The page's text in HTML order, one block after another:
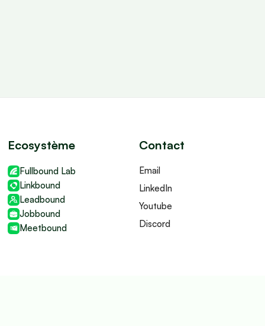
Ecosystème
Fullbound Lab
Linkbound
Leadbound
Jobbound
Meetbound
Contact
Email
LinkedIn
Youtube
Discord